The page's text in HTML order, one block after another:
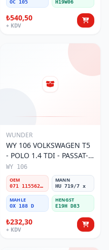
OC 105 H19W06
₺540,50
+ KDV
WUNDER
WY 106 VOLKSWAGEN T5
- POLO 1.4 TDI - PASSAT-
JETTA 03-11 071 115562 A
Yağ Filtresi
WY 106
OEM
071 115562 A
MANN
HU 719/7 x
MAHLE
OX 188 D
HENGST
E19H D83
₺232,30
+ KDV